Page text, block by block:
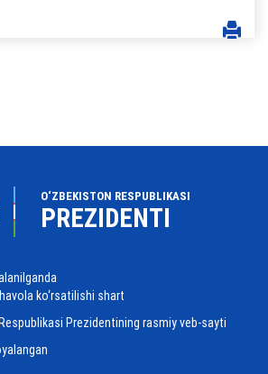
O‘ZBEKISTON RESPUBLIKASI
PREZIDENTI
ko‘rsatilishi shart
Prezidentining rasmiy veb-sayti